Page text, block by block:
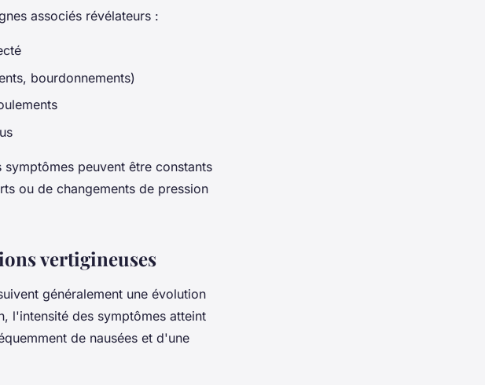
associés révélateurs :
bourdonnements)
peuvent être constants
ou de changements de pression
vertigineuses
généralement une évolution
l'intensité des symptômes atteint
de nausées et d'une